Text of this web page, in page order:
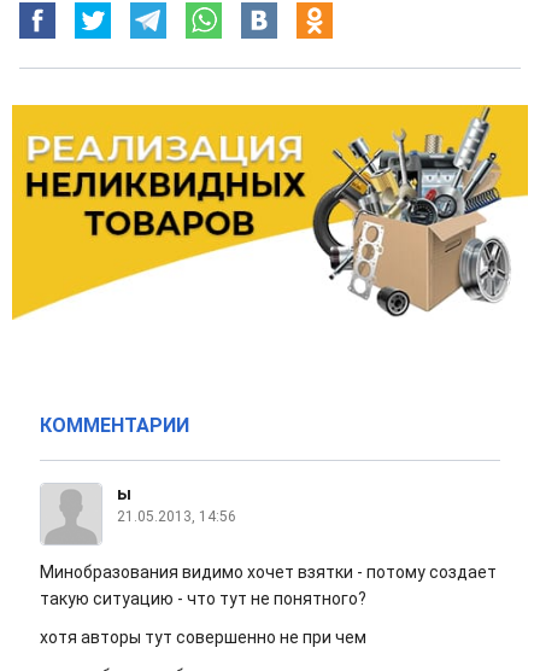
КОММЕНТАРИИ
ы
21.05.2013, 14:56
Минобразования видимо хочет взятки - потому создает
такую ситуацию - что тут не понятного?
хотя авторы тут совершенно не при чем